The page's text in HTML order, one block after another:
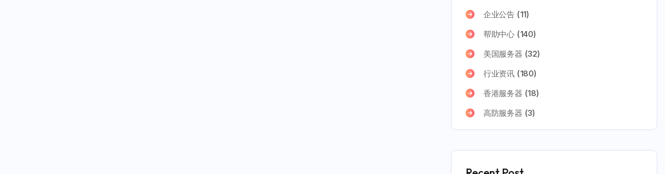
企业公告 (11)
帮助中心 (140)
美国服务器 (32)
行业资讯 (180)
香港服务器 (18)
高防服务器 (3)